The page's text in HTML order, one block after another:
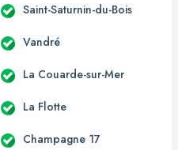
Saint-Saturnin-du-Bois
Vandré
La Couarde-sur-Mer
La Flotte
Champagne 17